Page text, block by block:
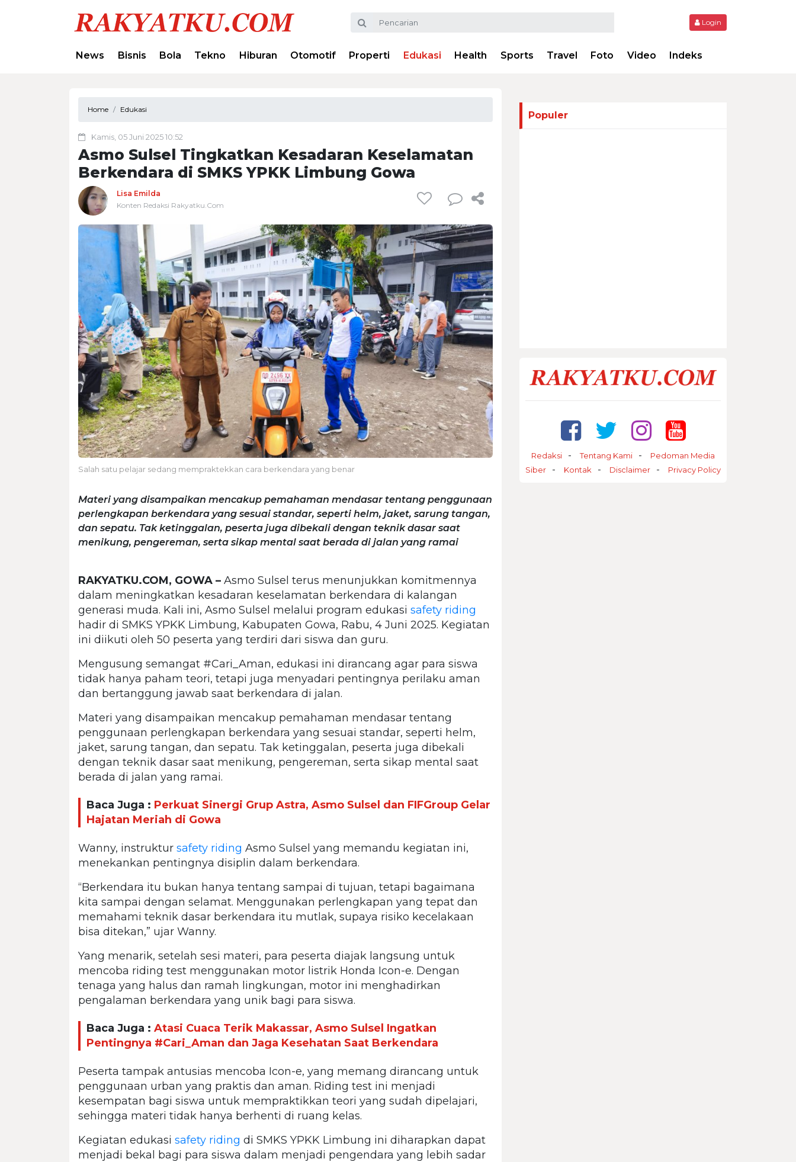
Login
News Bisnis Bola Tekno Hiburan Otomotif Properti Edukasi Health Sports Travel Foto Video Indeks
Home Edukasi
Kamis, 05 Juni 2025 10:52
Asmo Sulsel Tingkatkan Kesadaran Keselamatan
Berkendara di SMKS YPKK Limbung Gowa
Lisa Emilda
Konten Redaksi Rakyatku.Com
Salah satu pelajar sedang mempraktekkan cara berkendara yang benar
Materi yang disampaikan mencakup pemahaman mendasar tentang penggunaan
perlengkapan berkendara yang sesuai standar, seperti helm, jaket, sarung tangan,
dan sepatu. Tak ketinggalan, peserta juga dibekali dengan teknik dasar saat
menikung, pengereman, serta sikap mental saat berada di jalan yang ramai
RAKYATKU.COM, GOWA – Asmo Sulsel terus menunjukkan komitmennya
dalam meningkatkan kesadaran keselamatan berkendara di kalangan
generasi muda. Kali ini, Asmo Sulsel melalui program edukasi safety riding
hadir di SMKS YPKK Limbung, Kabupaten Gowa, Rabu, 4 Juni 2025. Kegiatan
ini diikuti oleh 50 peserta yang terdiri dari siswa dan guru.
Mengusung semangat #Cari_Aman, edukasi ini dirancang agar para siswa
tidak hanya paham teori, tetapi juga menyadari pentingnya perilaku aman
dan bertanggung jawab saat berkendara di jalan.
Materi yang disampaikan mencakup pemahaman mendasar tentang
penggunaan perlengkapan berkendara yang sesuai standar, seperti helm,
jaket, sarung tangan, dan sepatu. Tak ketinggalan, peserta juga dibekali
dengan teknik dasar saat menikung, pengereman, serta sikap mental saat
berada di jalan yang ramai.
Baca Juga : Perkuat Sinergi Grup Astra, Asmo Sulsel dan FIFGroup Gelar
Hajatan Meriah di Gowa
Wanny, instruktur safety riding Asmo Sulsel yang memandu kegiatan ini,
menekankan pentingnya disiplin dalam berkendara.
“Berkendara itu bukan hanya tentang sampai di tujuan, tetapi bagaimana
kita sampai dengan selamat. Menggunakan perlengkapan yang tepat dan
memahami teknik dasar berkendara itu mutlak, supaya risiko kecelakaan
bisa ditekan,” ujar Wanny.
Yang menarik, setelah sesi materi, para peserta diajak langsung untuk
mencoba riding test menggunakan motor listrik Honda Icon-e. Dengan
tenaga yang halus dan ramah lingkungan, motor ini menghadirkan
pengalaman berkendara yang unik bagi para siswa.
Baca Juga : Atasi Cuaca Terik Makassar, Asmo Sulsel Ingatkan
Pentingnya #Cari_Aman dan Jaga Kesehatan Saat Berkendara
Peserta tampak antusias mencoba Icon-e, yang memang dirancang untuk
penggunaan urban yang praktis dan aman. Riding test ini menjadi
kesempatan bagi siswa untuk mempraktikkan teori yang sudah dipelajari,
sehingga materi tidak hanya berhenti di ruang kelas.
Kegiatan edukasi safety riding di SMKS YPKK Limbung ini diharapkan dapat
menjadi bekal bagi para siswa dalam menjadi pengendara yang lebih sadar
Populer
Redaksi Tentang Kami
Pedoman Media
Siber
Kontak Disclaimer Privacy Policy